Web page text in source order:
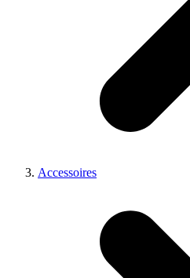
Accessoires